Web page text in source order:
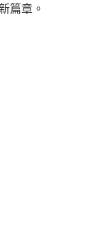
篇章。